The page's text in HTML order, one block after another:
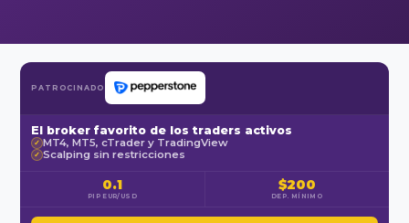
PATROCINADO
El broker favorito de los traders activos
✓ MT4, MT5, cTrader y TradingView
✓ Scalping sin restricciones
0.1
PIP EUR/USD
$200
DEP. MÍNIMO